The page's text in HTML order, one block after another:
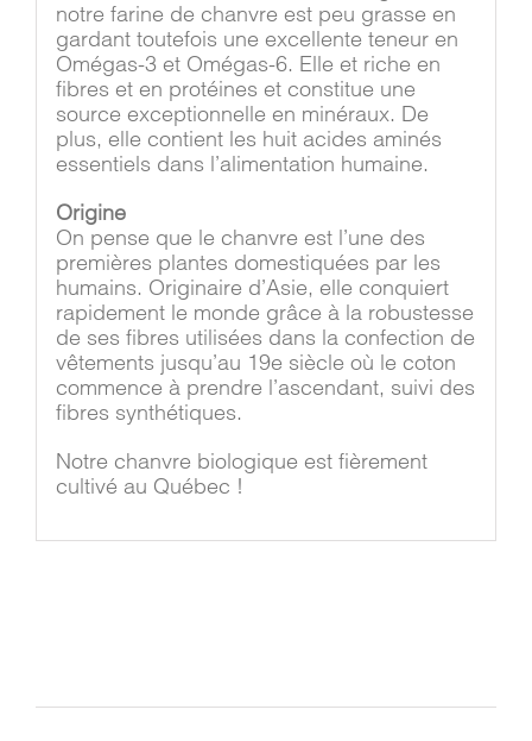
notre farine de chanvre est peu grasse en
gardant toutefois une excellente teneur en
Omégas-3 et Omégas-6. Elle et riche en
fibres et en protéines et constitue une
source exceptionnelle en minéraux. De
plus, elle contient les huit acides aminés
essentiels dans l’alimentation humaine.
Origine
On pense que le chanvre est l’une des
premières plantes domestiquées par les
humains. Originaire d’Asie, elle conquiert
rapidement le monde grâce à la robustesse
de ses fibres utilisées dans la confection de
vêtements jusqu’au 19e siècle où le coton
commence à prendre l’ascendant, suivi des
fibres synthétiques.
Notre chanvre biologique est fièrement
cultivé au Québec !